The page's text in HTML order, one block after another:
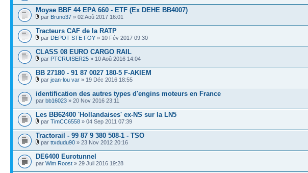
Moyse BBF 44 EPA 660 - ETF (Ex DEHE BB4007)
par Bruno37 » 02 Aoû 2017 16:01
Tracteurs CAF de la RATP
par DEPOT STE FOY » 10 Fév 2017 09:30
CLASS 08 EURO CARGO RAIL
par PTCRUISER25 » 10 Aoû 2016 14:04
BB 27180 - 91 87 0027 180-5 F-AKIEM
par jean-lou var » 19 Déc 2016 18:55
identification des autres types d'engins moteurs en France
par bb16023 » 20 Nov 2016 23:11
Les BB62400 'Hollandaises' ex-NS sur la LN5
par TimCC6558 » 04 Sep 2011 07:39
Tractorail - 99 87 9 380 508-1 - TSO
par ttxdudu90 » 23 Nov 2012 20:16
DE6400 Eurotunnel
par Wim Roost » 29 Juil 2016 19:28